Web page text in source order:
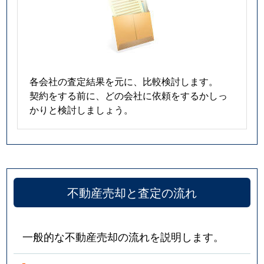
各会社の査定結果を元に、比較検討します。
契約をする前に、どの会社に依頼をするかしっ
かりと検討しましょう。
不動産売却と査定の流れ
一般的な不動産売却の流れを説明します。